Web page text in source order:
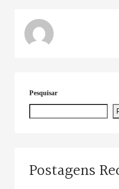
Pesquisar
Postagens